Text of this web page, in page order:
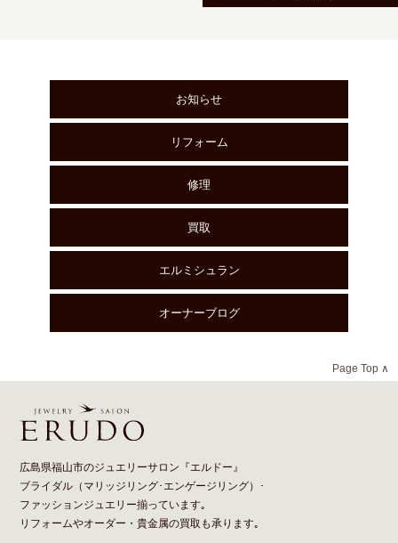
お知らせ
リフォーム
修理
買取
エルミシュラン
オーナーブログ
Page Top ∧
広島県福山市のジュエリーサロン『エルドー』
ブライダル（ マリッジリング･ エンゲージリング）･
ファッションジュエリー揃っています｡
リフォームやオーダー ・貴金属の買取も承ります｡